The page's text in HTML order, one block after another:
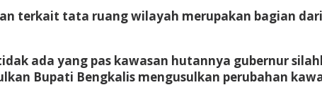
terkait tata ruang wilayah merupakan bagian
ada yang pas kawasan hutannya gubernur
Bupati Bengkalis mengusulkan perubahan